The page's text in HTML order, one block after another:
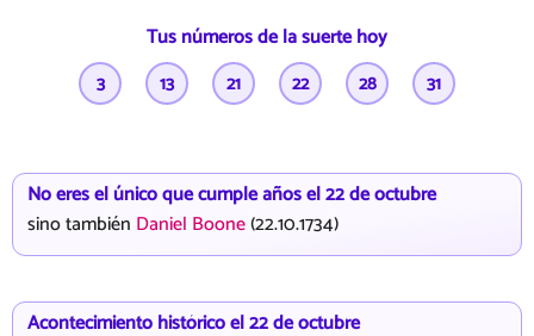
Tus números de la suerte hoy
3 13 21 22 28 31
No eres el único que cumple años el 22 de octubre
sino también Daniel Boone(22.10.1734)
Acontecimiento histórico el 22 de octubre